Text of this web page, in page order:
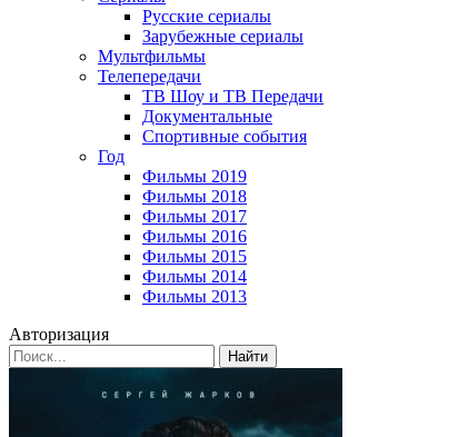
Русские сериалы
Зарубежные сериалы
Мультфильмы
Телепередачи
ТВ Шоу и ТВ Передачи
Документальные
Спортивные события
Год
Фильмы 2019
Фильмы 2018
Фильмы 2017
Фильмы 2016
Фильмы 2015
Фильмы 2014
Фильмы 2013
Авторизация
Найти